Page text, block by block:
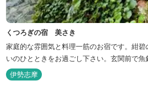
くつろぎの宿 美さき
家庭的な雰囲気と料理一筋のお宿です。紺
いのひとときをお過ごし下さい。玄関前で魚
伊勢志摩